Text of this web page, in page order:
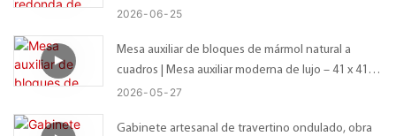
2026 06 25
Mesa auxiliar de bloques de mármol natural a
cuadros | Mesa auxiliar moderna de lujo – 41 x 41 x
56 cm
2026 05 27
Gabinete artesanal de travertino ondulado, obra